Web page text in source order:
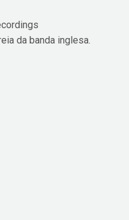
da banda inglesa.